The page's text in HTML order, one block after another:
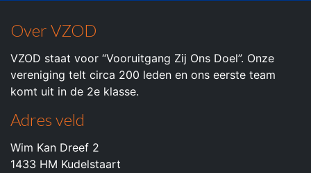
Over VZOD
VZOD staat voor “Vooruitgang Zij Ons Doel”. Onze
vereniging telt circa 200 leden en ons eerste team
komt uit in de 2e klasse.
Adres veld
Wim Kan Dreef 2
1433 HM Kudelstaart